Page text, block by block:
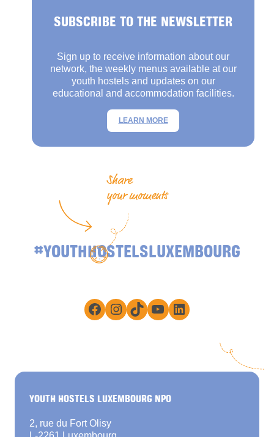
SUBSCRIBE TO THE NEWSLETTER
Sign up to receive information about our
network, the weekly menus available at our
youth hostels and updates on our
educational and accommodation facilities.
LEARN MORE
Share
your moments
#YOUTHHOSTELSLUXEMBOURG
Facebook
Instagram
TikTokYouTube
LinkedIn
YOUTH HOSTELS LUXEMBOURG NPO
2, rue du Fort Olisy